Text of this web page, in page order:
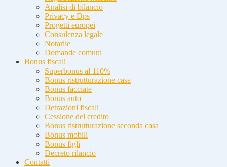
Analisi di bilancio
Privacy e Dps
Progetti europei
Consulenza legale
Notarile
Domande comuni
Bonus fiscali
Superbonus al 110%
Bonus ristrutturazione casa
Bonus facciate
Bonus auto
Detrazioni fiscali
Cessione del credito
Bonus ristrutturazione seconda casa
Bonus mobili
Bonus figli
Decreto rilancio
Contatti